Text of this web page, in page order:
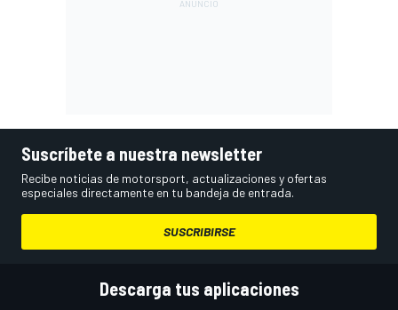
Suscríbete a nuestra newsletter
Recibe noticias de motorsport, actualizaciones y ofertas
especiales directamente en tu bandeja de entrada.
SUSCRIBIRSE
Descarga tus aplicaciones